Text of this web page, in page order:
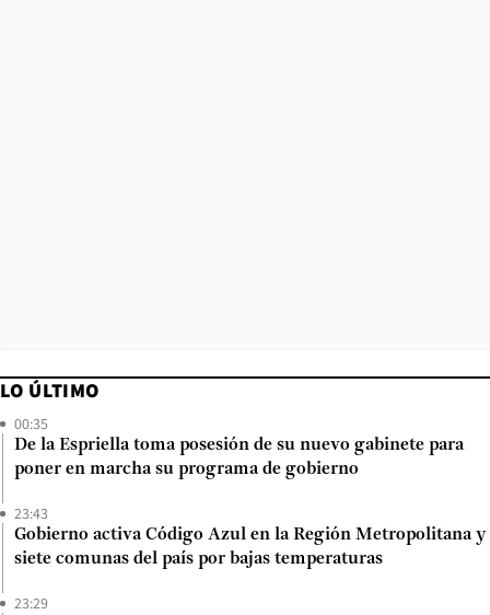
LO ÚLTIMO
00:35
De la Espriella toma posesión de su nuevo gabinete para
poner en marcha su programa de gobierno
23:43
Gobierno activa Código Azul en la Región Metropolitana y
siete comunas del país por bajas temperaturas
23:29